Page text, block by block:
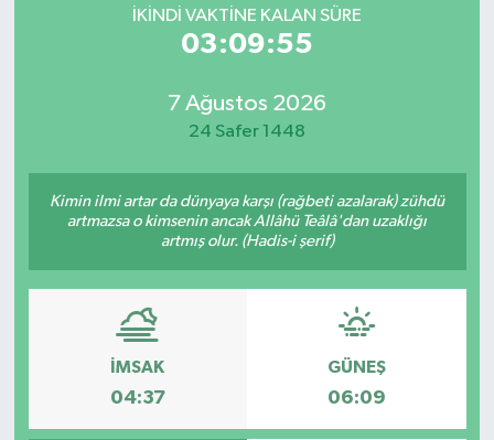
İKINDI VAKTINE KALAN SÜRE
03:09:55
7 Ağustos 2026
24 Safer 1448
Kimin ilmi artar da dünyaya karşı (rağbeti azalarak) zühdü
artmazsa o kimsenin ancak Allâhü Teâlâ'dan uzaklığı
artmış olur. (Hadis-i şerif)
İMSAK
04:37
GÜNEŞ
06:09
Savunma - Teknoloji
Son Dakika Haberleri